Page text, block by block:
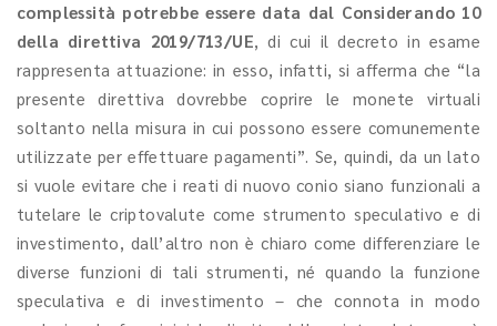
complessità potrebbe essere data dal Considerando 10
della direttiva 2019/713/UE, di cui il decreto in esame
rappresenta attuazione: in esso, infatti, si afferma che “la
presente direttiva dovrebbe coprire le monete virtuali
soltanto nella misura in cui possono essere comunemente
utilizzate per effettuare pagamenti”. Se, quindi, da un lato
si vuole evitare che i reati di nuovo conio siano funzionali a
tutelare le criptovalute come strumento speculativo e di
investimento, dall’altro non è chiaro come differenziare le
diverse funzioni di tali strumenti, né quando la funzione
speculativa e di investimento – che connota in modo